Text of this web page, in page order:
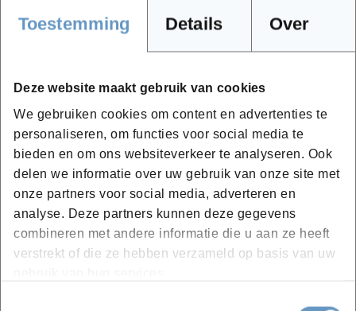
Toestemming Details Over
Deze website maakt gebruik van cookies
We gebruiken cookies om content en advertenties te
personaliseren, om functies voor social media te
bieden en om ons websiteverkeer te analyseren. Ook
delen we informatie over uw gebruik van onze site met
onze partners voor social media, adverteren en
analyse. Deze partners kunnen deze gegevens
combineren met andere informatie die u aan ze heeft
verstrekt of die ze hebben verzameld op basis van uw
consumptie-ijs
vullingen en crèmes
taarten met verschillende degen
Luxedegen
vet- en bladerdegen
gistdegen
vullingen & crèmes